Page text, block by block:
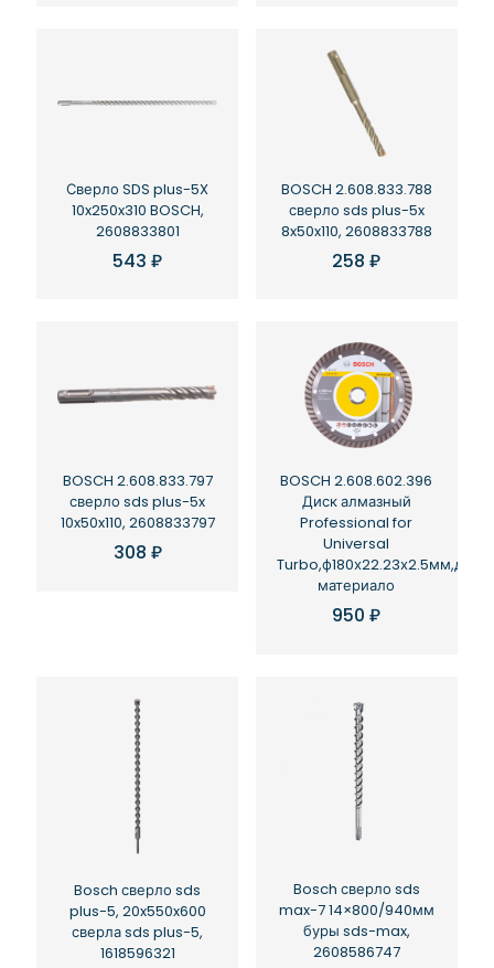
Сверло SDS plus-5X
10x250x310 BOSCH,
2608833801
543₽
BOSCH 2.608.833.788
сверло sds plus-5x
8x50x110, 2608833788
258₽
BOSCH 2.608.833.797
сверло sds plus-5x
10x50x110, 2608833797
308 ₽
BOSCH 2.608.602.396
Диск алмазный
Professional for
Universal
материало
950₽
Bosch сверло sds
plus-5, 20x550x600
сверла sds plus-5,
1618596321
Bosch сверло sds
max-7 14×800/940мм
буры sds-max,
2608586747